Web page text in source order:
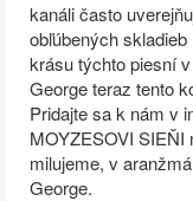
kanáli často
obľúbených
krásu týchto piesní
George teraz tento
Pridajte sa k nám v
MOYZESOVI SIEŇI
milujeme, v
George.